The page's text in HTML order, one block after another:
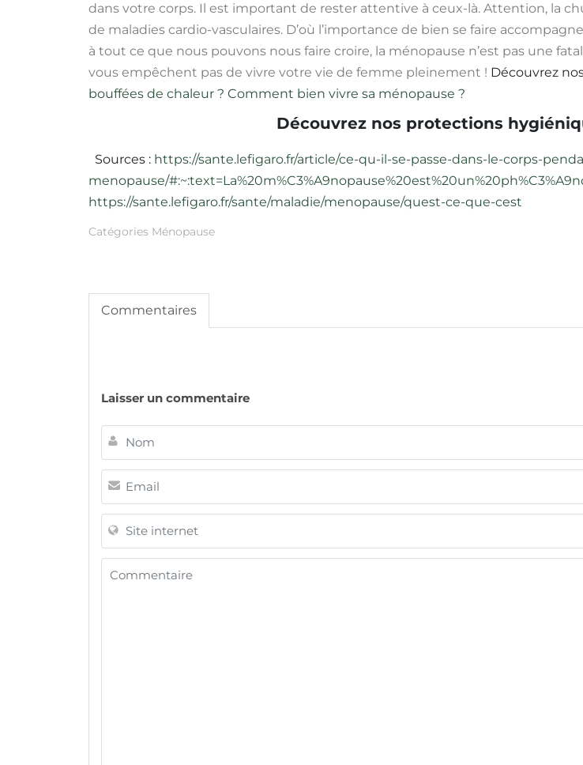
dans votre corps. Il est important de rester attentive à ceux-là. Attention, la
de maladies cardio-vasculaires. D’où l’importance de bien se faire
à tout ce que nous pouvons nous faire croire, la ménopause n’est pas une
vous empêchent pas de vivre votre vie de femme pleinement ! Découvrez
bouffées de chaleur ? Comment bien vivre sa ménopause ?
Découvrez nos protections
Sources : https://sante.lefigaro.fr/article/ce-qu-il-se-passe-dans-le-corps-
menopause/
https://sante.lefigaro.fr/sante/maladie/menopause/quest-ce-que-cest
Catégories Ménopause
Commentaires
Laisser un commentaire